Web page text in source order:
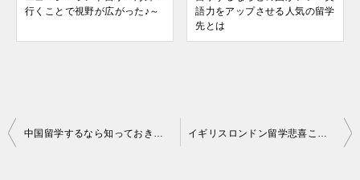
行くことで視野が広がった♪～
語力をアップさせる人気の留学
先とは
投